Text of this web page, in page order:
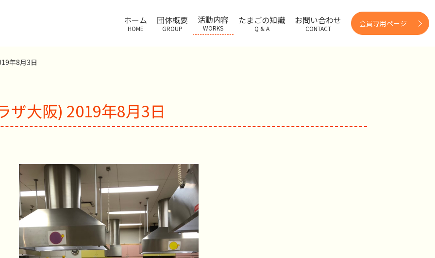
ホーム
HOME
団体概要
GROUP
活動内容
WORKS
たまごの知識
Q & A
お問い合わせ
CONTACT 会員専用ページ
年8月3日
ザ大阪) 2019年8月3日